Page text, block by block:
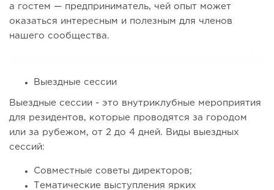
а гостем — предприниматель, чей опыт может
оказаться интересным и полезным для членов
нашего сообщества.
Выездные сессии
Выездные сессии - это внутриклубные мероприятия
для резидентов, которые проводятся за городом
или за рубежом, от 2 до 4 дней. Виды выездных
сессий:
Совместные советы директоров;
Тематические выступления ярких